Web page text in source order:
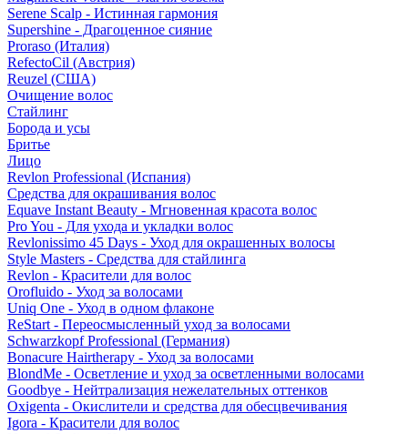
Serene Scalp - Истинная гармония
Supershine - Драгоценное сияние
Proraso (Италия)
RefectoCil (Австрия)
Reuzel (США)
Очищение волос
Стайлинг
Борода и усы
Бритье
Лицо
Revlon Professional (Испания)
Средства для окрашивания волос
Equave Instant Beauty - Мгновенная красота волос
Pro You - Для ухода и укладки волос
Revlonissimo 45 Days - Уход для окрашенных волосы
Style Masters - Средства для стайлинга
Revlon - Красители для волос
Orofluido - Уход за волосами
Uniq One - Уход в одном флаконе
ReStart - Переосмысленный уход за волосами
Schwarzkopf Professional (Германия)
Bonacure Hairtherapy - Уход за волосами
BlondMe - Осветление и уход за осветленными волосами
Goodbye - Нейтрализация нежелательных оттенков
Oxigenta - Окислители и средства для обесцвечивания
Igora - Красители для волос